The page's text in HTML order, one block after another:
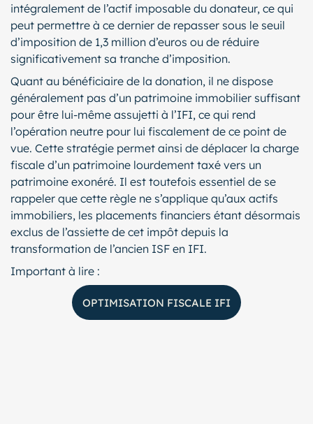
intégralement de l’actif imposable du donateur, ce qui
peut permettre à ce dernier de repasser sous le seuil
d’imposition de 1,3 million d’euros ou de réduire
significativement sa tranche d’imposition.
Quant au bénéficiaire de la donation, il ne dispose
généralement pas d’un patrimoine immobilier suffisant
pour être lui-même assujetti à l’IFI, ce qui rend
l’opération neutre pour lui fiscalement de ce point de
vue. Cette stratégie permet ainsi de déplacer la charge
fiscale d’un patrimoine lourdement taxé vers un
patrimoine exonéré. Il est toutefois essentiel de se
rappeler que cette règle ne s’applique qu’aux actifs
immobiliers, les placements financiers étant désormais
exclus de l’assiette de cet impôt depuis la
transformation de l’ancien ISF en IFI.
Important à lire :
OPTIMISATION FISCALE IFI